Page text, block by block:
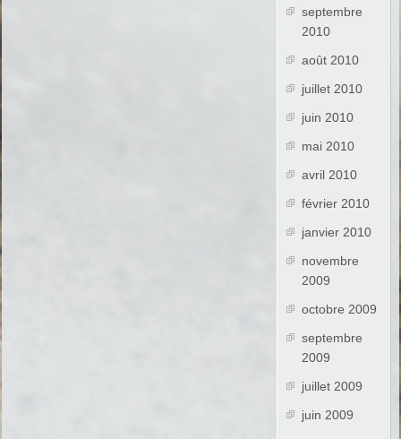
septembre
2010
août 2010
juillet 2010
juin 2010
mai 2010
avril 2010
février 2010
janvier 2010
novembre
2009
octobre 2009
septembre
2009
juillet 2009
juin 2009